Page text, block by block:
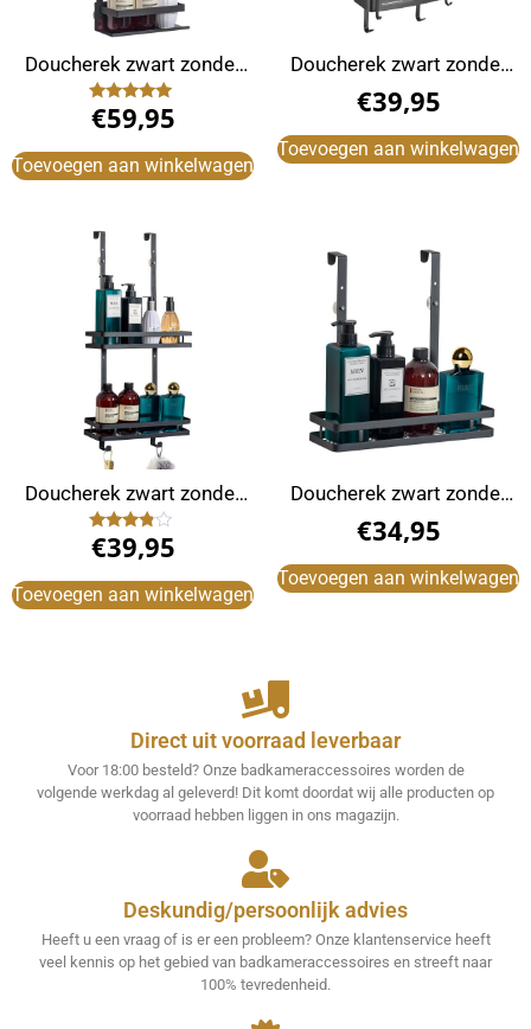
Doucherek zwart zonder
boren
Gewaardeerd
5.00
€59,95
Toevoegen aan winkelwagen
Doucherek zwart zonder
boren hangend
€39,95
Toevoegen aan winkelwagen
Doucherek zwart zonder
boren RVS met
ophanghaak douchewand
Gewaardeerd
3.67
€39,95
Toevoegen aan winkelwagen
Doucherek zwart zonder
boren RVS met
ophanghaak douchewand
1 laag
€34,95
Toevoegen aan winkelwagen
Direct uit voorraad leverbaar
Voor 18:00 besteld? Onze badkameraccessoires worden de
volgende werkdag al geleverd! Dit komt doordat wij alle producten op
voorraad hebben liggen in ons magazijn.
Deskundig/persoonlijk advies
Heeft u een vraag of is er een probleem? Onze klantenservice heeft
veel kennis op het gebied van badkameraccessoires en streeft naar
100% tevredenheid.